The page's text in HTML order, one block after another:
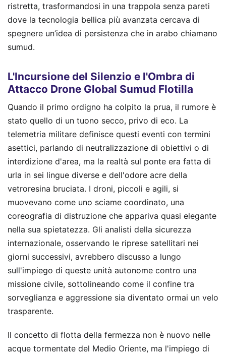
ristretta, trasformandosi in una trappola senza pareti
dove la tecnologia bellica più avanzata cercava di
spegnere un’idea di persistenza che in arabo chiamano
sumud.
L'Incursione del Silenzio e l'Ombra di
Attacco Drone Global Sumud Flotilla
Quando il primo ordigno ha colpito la prua, il rumore è
stato quello di un tuono secco, privo di eco. La
telemetria militare definisce questi eventi con termini
asettici, parlando di neutralizzazione di obiettivi o di
interdizione d'area, ma la realtà sul ponte era fatta di
urla in sei lingue diverse e dell'odore acre della
vetroresina bruciata. I droni, piccoli e agili, si
muovevano come uno sciame coordinato, una
coreografia di distruzione che appariva quasi elegante
nella sua spietatezza. Gli analisti della sicurezza
internazionale, osservando le riprese satellitari nei
giorni successivi, avrebbero discusso a lungo
sull'impiego di queste unità autonome contro una
missione civile, sottolineando come il confine tra
sorveglianza e aggressione sia diventato ormai un velo
trasparente.
Il concetto di flotta della fermezza non è nuovo nelle
acque tormentate del Medio Oriente, ma l'impiego di